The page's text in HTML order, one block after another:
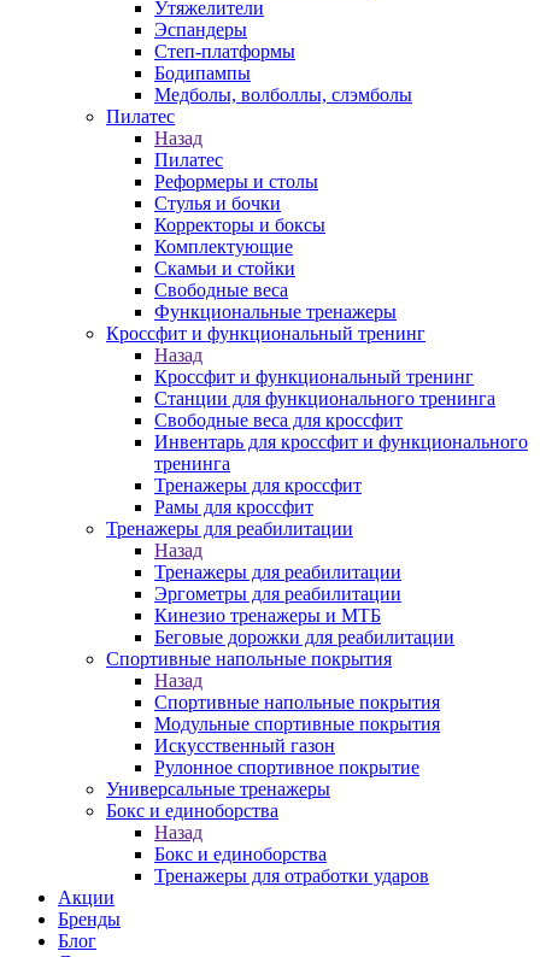
Утяжелители
Эспандеры
Степ-платформы
Бодипампы
Медболы, волболлы, слэмболы
Пилатес
Назад
Пилатес
Реформеры и столы
Стулья и бочки
Корректоры и боксы
Комплектующие
Скамьи и стойки
Свободные веса
Функциональные тренажеры
Кроссфит и функциональный тренинг
Назад
Кроссфит и функциональный тренинг
Станции для функционального тренинга
Свободные веса для кроссфит
Инвентарь для кроссфит и функционального
тренинга
Тренажеры для кроссфит
Рамы для кроссфит
Тренажеры для реабилитации
Назад
Тренажеры для реабилитации
Эргометры для реабилитации
Кинезио тренажеры и МТБ
Беговые дорожки для реабилитации
Спортивные напольные покрытия
Назад
Спортивные напольные покрытия
Модульные спортивные покрытия
Искусственный газон
Рулонное спортивное покрытие
Универсальные тренажеры
Бокс и единоборства
Назад
Бокс и единоборства
Тренажеры для отработки ударов
Акции
Бренды
Блог